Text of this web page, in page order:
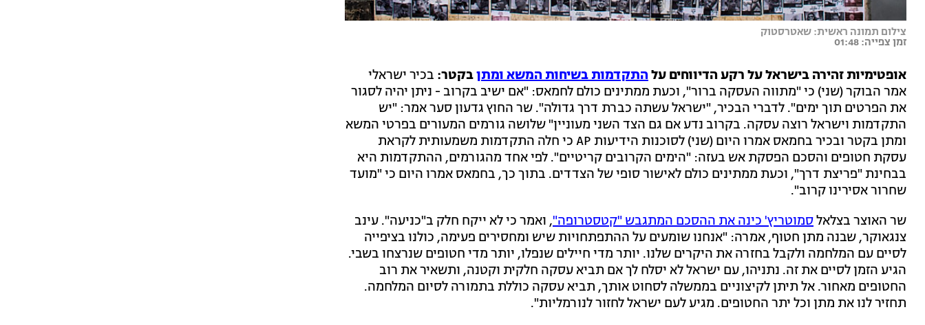
צילום תמונה ראשית: שאטרסטוק
זמן צפייה: 01:48
אופטימיות זהירה בישראל על רקע הדיווחים עלהתקדמות בשיחות המשא ומתןבקטר: בכיר ישראלי
אמר הבוקר (שני) כי "מתווה העסקה ברור", וכעת ממתינים כולם לחמאס: "אם ישיב בקרוב - ניתן יהיה לסגור
את הפרטים תוך ימים". לדברי הבכיר, "ישראל עשתה כברת דרך גדולה". שר החוץ גדעון סער אמר: "יש
התקדמות וישראל רוצה עסקה. בקרוב נדע אם גם הצד השני מעוניין" שלושה גורמים המעורים בפרטי המשא
ומתן בקטר ובכיר בחמאס אמרו היום (שני) לסוכנות הידיעות AP כי חלה התקדמות משמעותית לקראת
עסקת חטופים והסכם הפסקת אש בעזה: "הימים הקרובים קריטיים". לפי אחד מהגורמים, ההתקדמות היא
בבחינת "פריצת דרך", וכעת ממתינים כולם לאישור סופי של הצדדים. בתוך כך, בחמאס אמרו היום כי "מועד
שחרור אסירינו קרוב".
שר האוצר בצלאלסמוטריץ' כינה את ההסכם המתגבש "קטסטרופה", ואמר כי לא ייקח חלק ב"כניעה". עינב
צנגאוקר, שבנה מתן חטוף, אמרה: "אנחנו שומעים על ההתפתחויות שיש ומחסירים פעימה, כולנו בציפייה
לסיים עם המלחמה ולקבל בחזרה את היקרים שלנו. יותר מדי חיילים שנפלו, יותר מדי חטופים שנרצחו בשבי.
הגיע הזמן לסיים את זה. נתניהו, עם ישראל לא יסלח לך אם תביא עסקה חלקית וקטנה, ותשאיר את רוב
החטופים מאחור. אל תיתן לקיצוניים בממשלה לסחוט אותך, תביא עסקה כוללת בתמורה לסיום המלחמה.
תחזיר לנו את מתן וכל יתר החטופים. מגיע לעם ישראל לחזור לנורמליות".